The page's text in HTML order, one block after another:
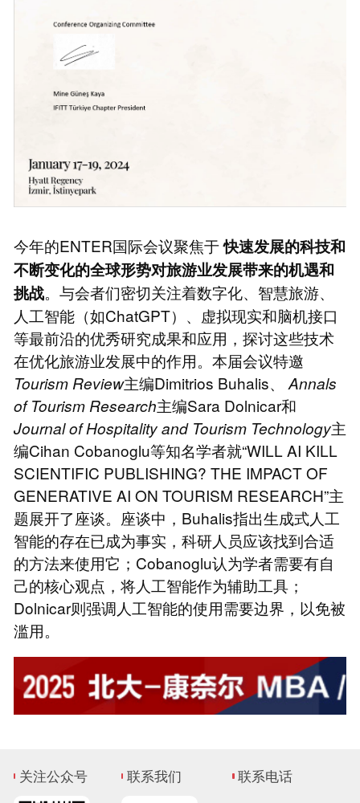
今年的ENTER国际会议聚焦于快速发展的科技和
不断变化的全球形势对旅游业发展带来的机遇和
挑战。与会者们密切关注着数字化、智慧旅游、
人工智能（如ChatGPT）、虚拟现实和脑机接口
等最前沿的优秀研究成果和应用，探讨这些技术
在优化旅游业发展中的作用。本届会议特邀
Tourism Review主编Dimitrios Buhalis、 Annals
of Tourism Research主编Sara Dolnicar和
Journal of Hospitality and Tourism Technology主
编Cihan Cobanoglu等知名学者就“WILL AI KILL
SCIENTIFIC PUBLISHING? THE IMPACT OF
GENERATIVE AI ON TOURISM RESEARCH”主
题展开了座谈。座谈中，Buhalis指出生成式人工
智能的存在已成为事实，科研人员应该找到合适
的方法来使用它；Cobanoglu认为学者需要有自
己的核心观点，将人工智能作为辅助工具；
Dolnicar则强调人工智能的使用需要边界，以免被
滥用。
关注公众号 联系我们 联系电话